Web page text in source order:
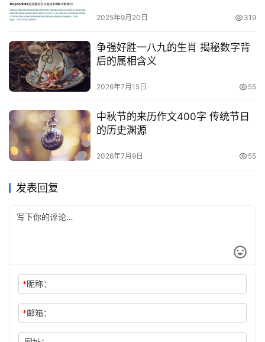
2025年9月20日 319
争强好胜一八九的生肖 揭秘数字背
后的属相含义
2026年7月15日 55
中秋节的来历作文400字 传统节日
的历史渊源
2026年7月9日 55
发表回复
*昵称：
*邮箱：